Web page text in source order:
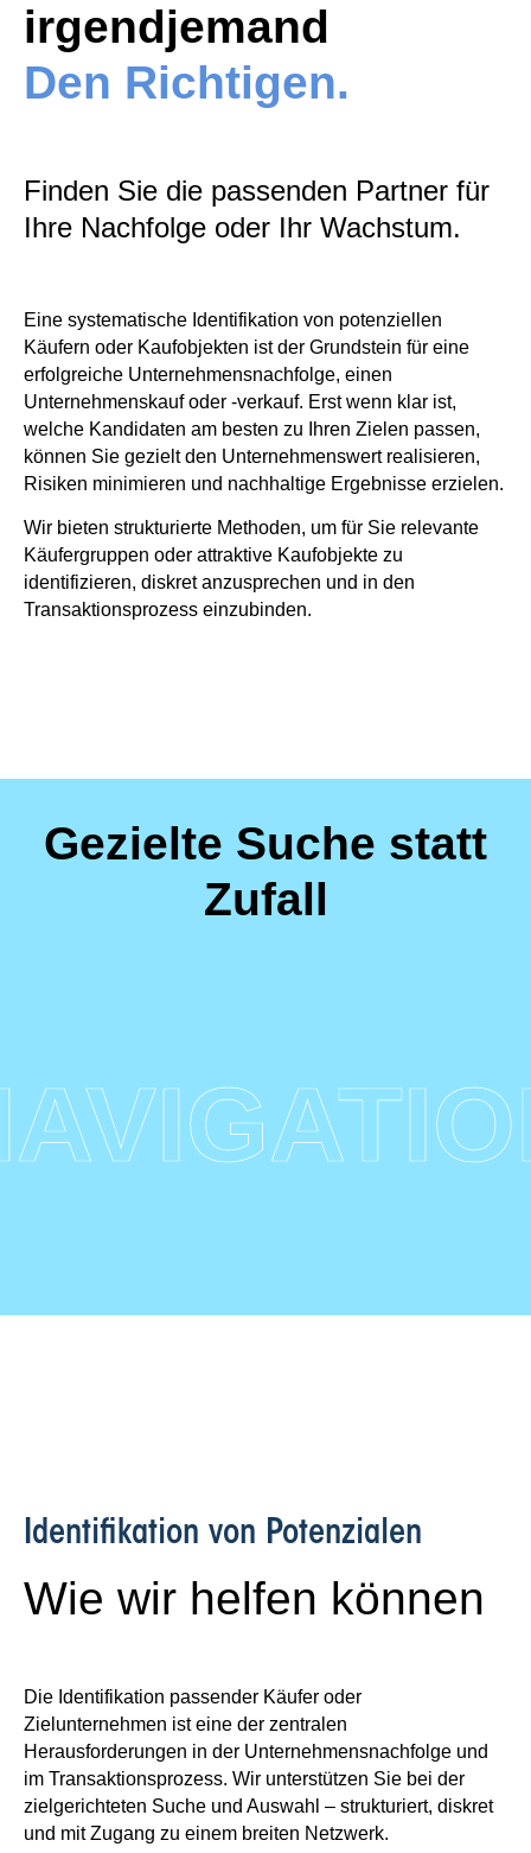
irgendjemand
Den Richtigen.
Finden Sie die passenden Partner für
Ihre Nachfolge oder Ihr Wachstum.
Eine systematische Identifikation von potenziellen
Käufern oder Kaufobjekten ist der Grundstein für eine
erfolgreiche Unternehmensnachfolge, einen
Unternehmenskauf oder -verkauf. Erst wenn klar ist,
welche Kandidaten am besten zu Ihren Zielen passen,
können Sie gezielt den Unternehmenswert realisieren,
Risiken minimieren und nachhaltige Ergebnisse erzielen.
Wir bieten strukturierte Methoden, um für Sie relevante
Käufergruppen oder attraktive Kaufobjekte zu
identifizieren, diskret anzusprechen und in den
Transaktionsprozess einzubinden.
Gezielte Suche statt
Zufall
Identifikation von Potenzialen
Wie wir helfen können
Die Identifikation passender Käufer oder
Zielunternehmen ist eine der zentralen
Herausforderungen in der Unternehmensnachfolge und
im Transaktionsprozess. Wir unterstützen Sie bei der
zielgerichteten Suche und Auswahl – strukturiert, diskret
und mit Zugang zu einem breiten Netzwerk.